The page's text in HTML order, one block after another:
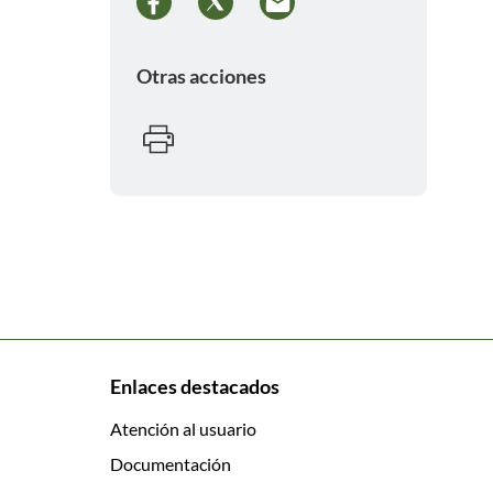
Otras acciones
Enlaces destacados
Atención al usuario
Documentación